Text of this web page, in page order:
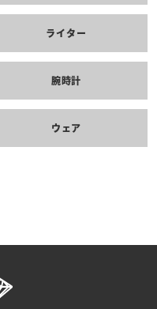
ライター
腕時計
ウェア